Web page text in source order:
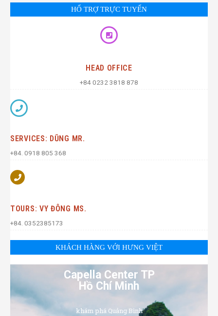
HỔ TRỢ TRỰC TUYẾN
HEAD OFFICE
+84 0232 3818 878
SERVICES: DŨNG MR.
+84. 0918 805 368
TOURS: VY ĐÔNG MS.
+84. 0352385173
KHÁCH HÀNG VỚI HƯNG VIỆT
Capella Center TP
Hồ Chí Minh
khám phá Quảng Bình